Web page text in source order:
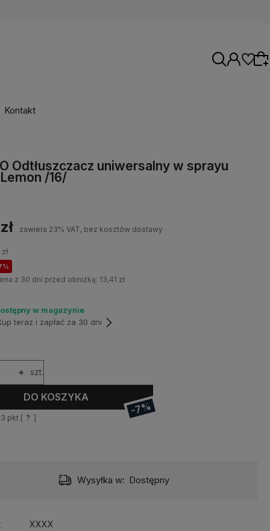
oferty lub zaloguj się, aby przywrócić dodane
Kontakt
Odtłuszczacz uniwersalny w sprayu
/16/
zawiera 23% VAT, bez kosztów dostawy
z 30 dni przed obniżką: 13,41 zł
w magazynie
teraz i zapłać za 30 dni
+ szt.
DO KOSZYKA
-7%
pkt [ ? ]
Wysyłka w: Dostępny
XXXX